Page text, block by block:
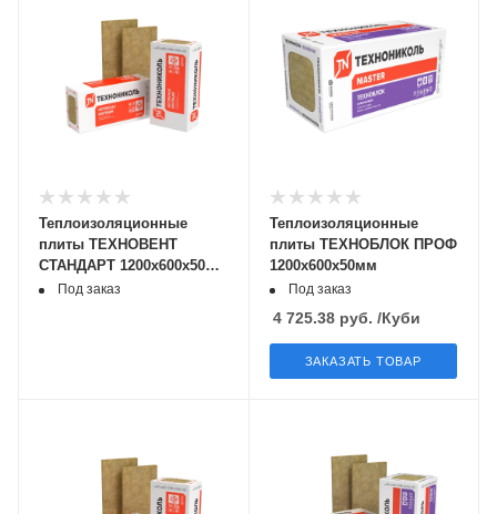
Теплоизоляционные
плиты ТЕХНОВЕНТ
СТАНДАРТ 1200х600х50мм
0,216 м3 (6 шт)
Под заказ
Теплоизоляционные
плиты ТЕХНОБЛОК ПРОФ
1200х600х50мм
Под заказ
4 725.38руб. /Куби
ЗАКАЗАТЬ ТОВАР